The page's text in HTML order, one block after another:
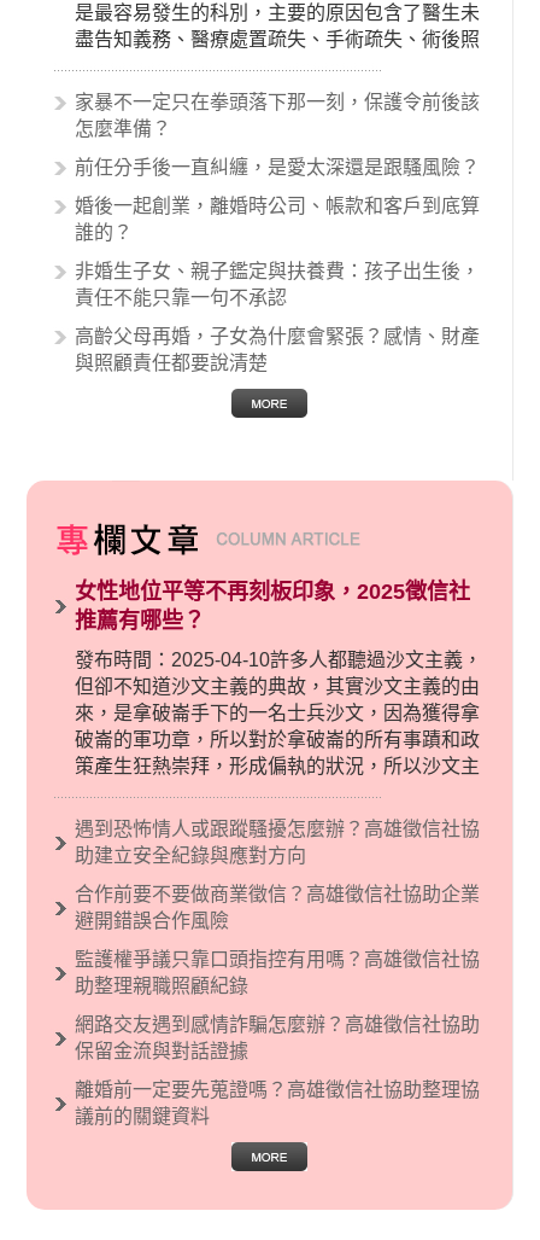
是最容易發生的科別，主要的原因包含了醫生未
盡告知義務、醫療處置疏失、手術疏失、術後照
顧失當、醫療費用的收取。雖然醫學進步，但醫
生與病患之間引起的糾紛還是經常發生。很多案
例中最後都走向訴訟流程，我們如果不幸遇到相
的內容其實非常多，有些案例…
家暴不一定只在拳頭落下那一刻，保護令前後該
怎麼準備？
前任分手後一直糾纏，是愛太深還是跟騷風險？
婚後一起創業，離婚時公司、帳款和客戶到底算
誰的？
非婚生子女、親子鑑定與扶養費：孩子出生後，
責任不能只靠一句不承認
高齡父母再婚，子女為什麼會緊張？感情、財產
與照顧責任都要說清楚
女性地位平等不再刻板印象，2025徵信社
推薦有哪些？
發布時間：2025-04-10許多人都聽過沙文主義，
但卻不知道沙文主義的典故，其實沙文主義的由
來，是拿破崙手下的一名士兵沙文，因為獲得拿
破崙的軍功章，所以對於拿破崙的所有事蹟和政
策產生狂熱崇拜，形成偏執的狀況，所以沙文主
義後來就被拿來暗指偏見和歧視，而且有沙文主
義傾向的人，通常對於自己的國家和民族有超強
烈的卓越感，因而瞧不起其他國家的人，所以沙
現了男性沙文…
遇到恐怖情人或跟蹤騷擾怎麼辦？高雄徵信社協
助建立安全紀錄與應對方向
合作前要不要做商業徵信？高雄徵信社協助企業
避開錯誤合作風險
監護權爭議只靠口頭指控有用嗎？高雄徵信社協
助整理親職照顧紀錄
網路交友遇到感情詐騙怎麼辦？高雄徵信社協助
保留金流與對話證據
離婚前一定要先蒐證嗎？高雄徵信社協助整理協
議前的關鍵資料